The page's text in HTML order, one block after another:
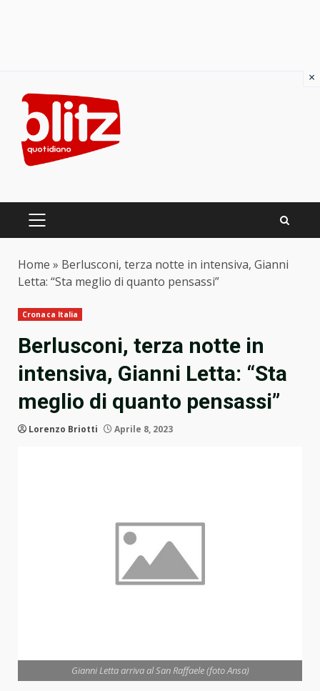
content
PRIMARY
Home » Berlusconi, terza notte in intensiva, Gianni
Letta: “Sta meglio di quanto pensassi”
Cronaca Italia
Berlusconi, terza notte in
intensiva, Gianni Letta: “Sta
meglio di quanto pensassi”
Lorenzo Briotti Aprile 8, 2023
Gianni Letta arriva al San Raffaele (foto Ansa)
×